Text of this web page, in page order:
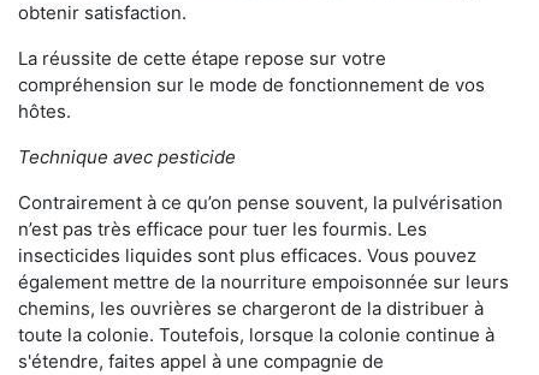
obtenir satisfaction.
La réussite de cette étape repose sur votre
compréhension sur le mode de fonctionnement de vos
hôtes.
Technique avec pesticide
Contrairement à ce qu’on pense souvent, la pulvérisation
n’est pas très efficace pour tuer les fourmis. Les
insecticides liquides sont plus efficaces. Vous pouvez
également mettre de la nourriture empoisonnée sur leurs
chemins, les ouvrières se chargeront de la distribuer à
toute la colonie. Toutefois, lorsque la colonie continue à
s'étendre, faites appel à une compagnie de